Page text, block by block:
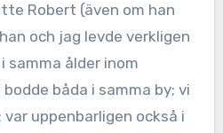
Robert (även om han
och jag levde verkligen
samma ålder inom
båda i samma by; vi
var uppenbarligen också i